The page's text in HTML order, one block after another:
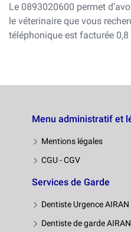
Le 0893020600 permet
le véterinaire que vous
téléphonique est facturée 0,8
Menu administratif et
Mentions légales
CGU - CGV
Services de Garde
Dentiste Urgence AIRAN
Dentiste de garde AIRAN